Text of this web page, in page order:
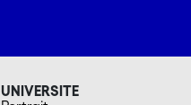
UNIVERSITE